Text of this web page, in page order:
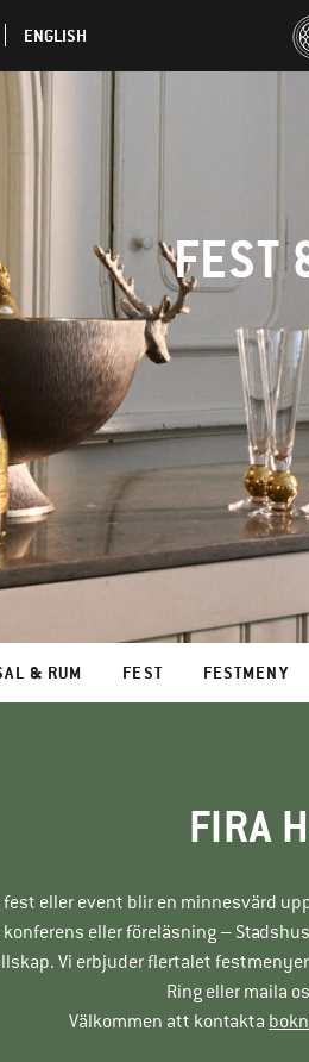
ENGLISH
FEST
& RUM FEST FESTMENY
FIRA
eller event blir en minnesvärd
eller föreläsning –
Vi erbjuder flertalet
Ring eller maila
Välkommen att kontakta